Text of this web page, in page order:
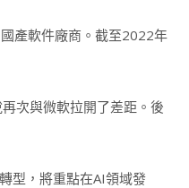
產軟件廠商。截至2022年
次與微軟拉開了差距。後
型，將重點在AI領域發